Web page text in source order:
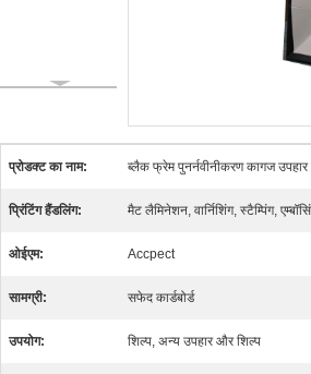
प्रोडक्ट का नाम: ब्लैक फ्रेम पुनर्नवीनीकरण कागज उपहार
प्रिंटिंग हैंडलिंग: मैट लैमिनेशन, वार्निशिंग, स्टैम्पिंग,
ओईएम: Accpect
सामग्री: सफेद कार्डबोर्ड
उपयोग: शिल्प, अन्य उपहार और शिल्प